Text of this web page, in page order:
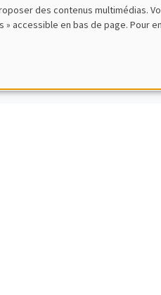
QFFE 2025
des contenus multimédias.
accessible en bas de page. Pour